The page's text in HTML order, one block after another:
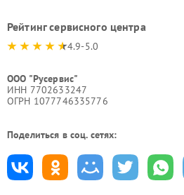
Рейтинг сервисного центра
4.9-5.0
ООО "Русервис"
ИНН 7702633247
ОГРН 1077746335776
Поделиться в соц. сетях: